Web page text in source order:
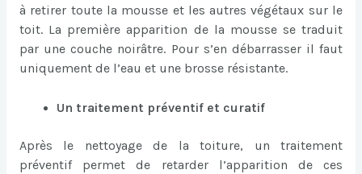
à retirer toute la mousse et les autres végétaux sur le
toit. La première apparition de la mousse se traduit
par une couche noirâtre. Pour s’en débarrasser il faut
uniquement de l’eau et une brosse résistante.
Un traitement préventif et curatif
Après le nettoyage de la toiture, un traitement
préventif permet de retarder l’apparition de ces